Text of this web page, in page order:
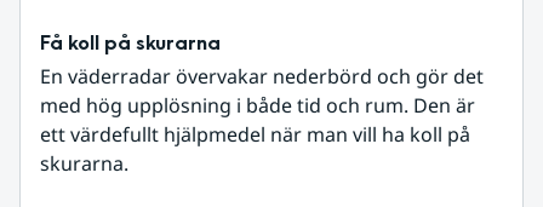
Få koll på skurarna
En väderradar övervakar nederbörd och gör det
med hög upplösning i både tid och rum. Den är
ett värdefullt hjälpmedel när man vill ha koll på
skurarna.